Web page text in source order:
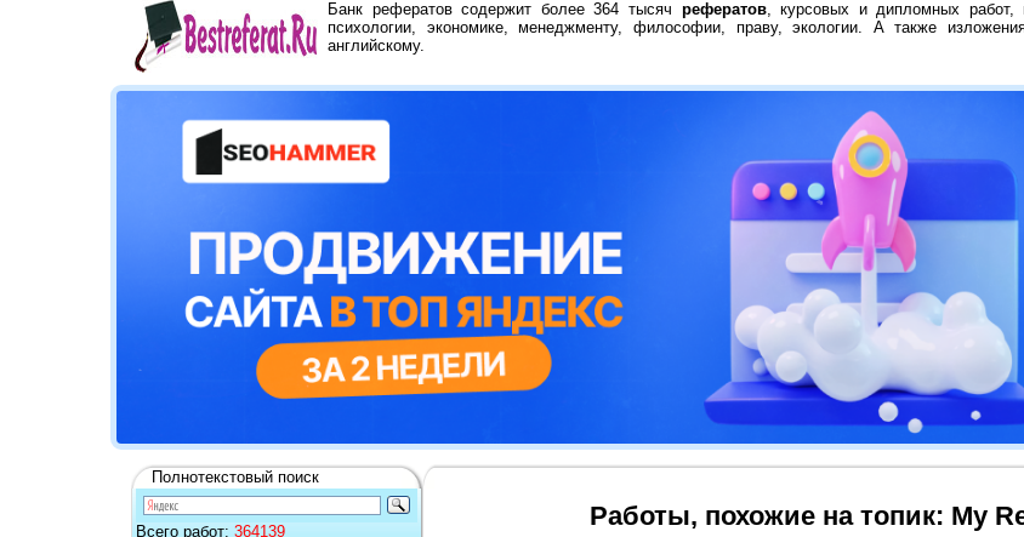
Банк рефератов содержит более 364 тысяч рефератов, курсовых и дипломных работ,
психологии, экономике, менеджменту, философии, праву, экологии. А также
английскому.
Полнотекстовый поиск
Всего работ: 364139
Работы, похожие на топик: My